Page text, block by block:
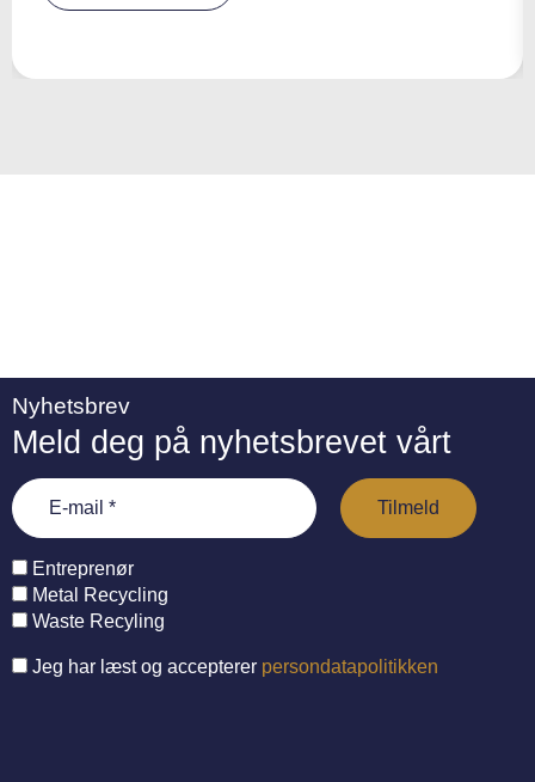
Nyhetsbrev
Meld deg på nyhetsbrevet vårt
Entreprenør
Metal Recycling
Waste Recyling
Jeg har læst og accepterer persondatapolitikken